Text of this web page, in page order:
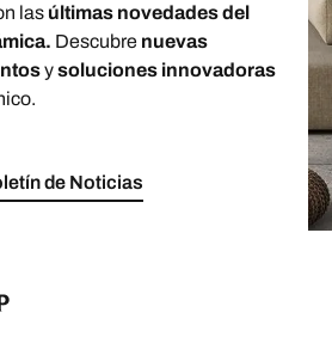
las últimas novedades del
Descubre nuevas
ysoluciones innovadoras
de Noticias